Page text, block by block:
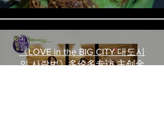
《LOVE in the BIG CITY 대도시
의 사랑법》多伦多专访 主创金